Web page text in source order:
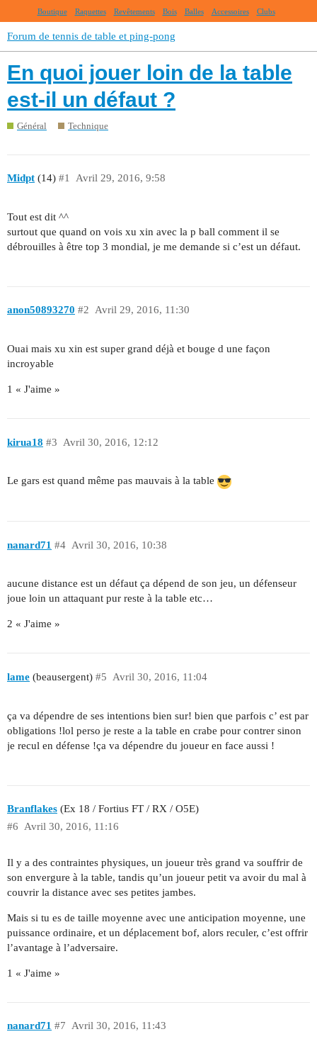
Boutique Raquettes Revêtements Bois Balles Accessoires Clubs
Forum de tennis de table et ping-pong
En quoi jouer loin de la table
est-il un défaut ?
Général Technique
Midpt (14) Avril 29, 2016, 9:58
#1
Tout est dit ^^
surtout que quand on vois xu xin avec la p ball comment il se
débrouilles à être top 3 mondial, je me demande si c’est un défaut.
anon50893270 Avril 29, 2016, 11:30
#2
Ouai mais xu xin est super grand déjà et bouge d une façon
incroyable
1 « J'aime »
kirua18 Avril 30, 2016, 12:12
#3
Le gars est quand même pas mauvais à la table
nanard71 Avril 30, 2016, 10:38
#4
aucune distance est un défaut ça dépend de son jeu, un défenseur
joue loin un attaquant pur reste à la table etc…
2 « J'aime »
lame (beausergent) Avril 30, 2016, 11:04
#5
ça va dépendre de ses intentions bien sur! bien que parfois c’ est par
obligations !lol perso je reste a la table en crabe pour contrer sinon
je recul en défense !ça va dépendre du joueur en face aussi !
Branflakes (Ex 18 / Fortius FT / RX / O5E)
Avril 30, 2016, 11:16
#6
Il y a des contraintes physiques, un joueur très grand va souffrir de
son envergure à la table, tandis qu’un joueur petit va avoir du mal à
couvrir la distance avec ses petites jambes.
Mais si tu es de taille moyenne avec une anticipation moyenne, une
puissance ordinaire, et un déplacement bof, alors reculer, c’est offrir
l’avantage à l’adversaire.
1 « J'aime »
nanard71 Avril 30, 2016, 11:43
#7